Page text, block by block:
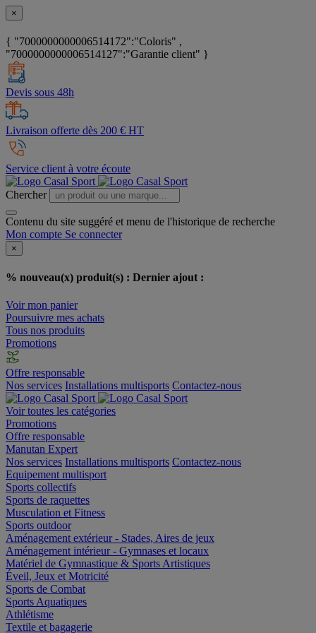
×
{ "7000000000006514172":"Coloris" ,
"7000000000006514127":"Garantie client" }
Devis sous 48h
Livraison offerte dès 200 € HT
Service client à votre écoute
Chercher
Contenu du site suggéré et menu de l'historique de recherche
Mon compte Se connecter
×
% nouveau(x) produit(s) : Dernier ajout :
Voir mon panier
Poursuivre mes achats
Tous nos produits
Promotions
Offre responsable
Nos services Installations multisports Contactez-nous
Voir toutes les catégories
Promotions
Offre responsable
Manutan Expert
Nos services Installations multisports Contactez-nous
Equipement multisport
Sports collectifs
Sports de raquettes
Musculation et Fitness
Sports outdoor
Aménagement extérieur - Stades, Aires de jeux
Aménagement intérieur - Gymnases et locaux
Matériel de Gymnastique & Sports Artistiques
Éveil, Jeux et Motricité
Sports de Combat
Sports Aquatiques
Athlétisme
Textile et bagagerie